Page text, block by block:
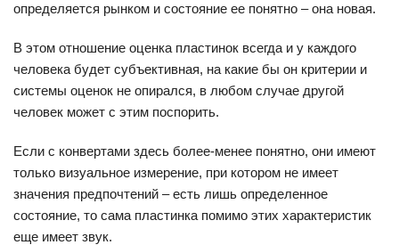
определяется рынком и состояние ее понятно – она новая.
В этом отношение оценка пластинок всегда и у каждого
человека будет субъективная, на какие бы он критерии и
системы оценок не опирался, в любом случае другой
человек может с этим поспорить.
Если с конвертами здесь более-менее понятно, они имеют
только визуальное измерение, при котором не имеет
значения предпочтений – есть лишь определенное
состояние, то сама пластинка помимо этих характеристик
еще имеет звук.